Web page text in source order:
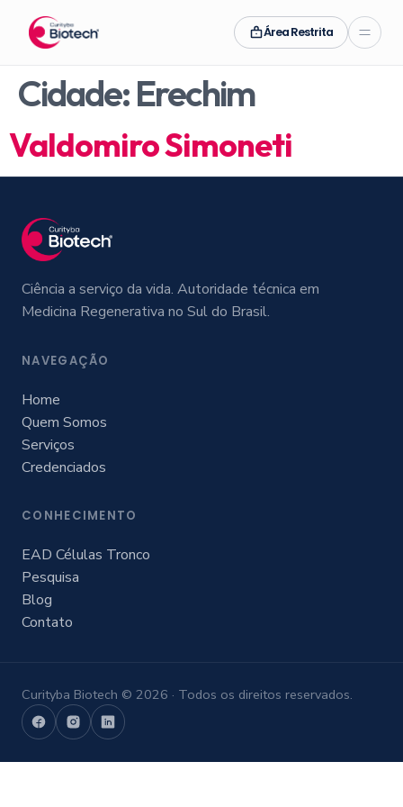
Área Restrita
Cidade:Erechim
Valdomiro Simoneti
Ciência a serviço da vida. Autoridade técnica em
Medicina Regenerativa no Sul do Brasil.
NAVEGAÇÃO
Home
Quem Somos
Serviços
Credenciados
CONHECIMENTO
EAD Células Tronco
Pesquisa
Blog
Contato
Curityba Biotech © 2026 · Todos os direitos reservados.